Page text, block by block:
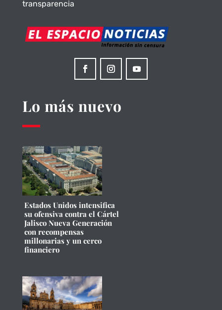
transparencia
Lo más nuevo
Estados Unidos intensifica
su ofensiva contra el Cártel
Jalisco Nueva Generación
con recompensas
millonarias y un cerco
financiero